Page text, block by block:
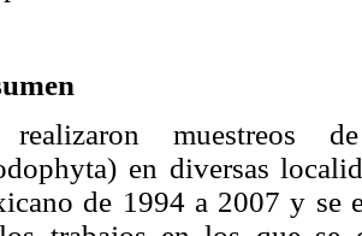
realizaron muestreos
en diversas
de 1994 a 2007 y se